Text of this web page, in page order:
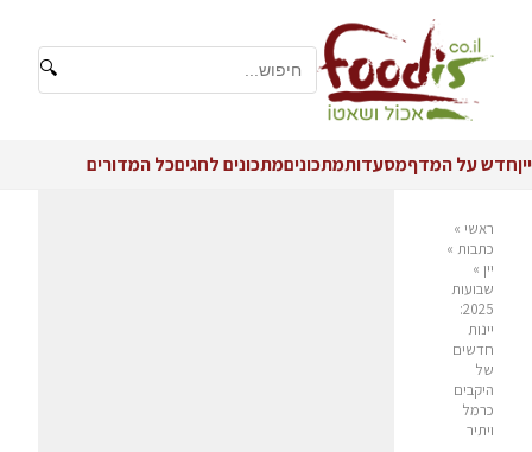
🔍
ייןחדש על המדףמסעדותמתכוניםמתכונים לחגיםכל המדורים
ראשי »
כתבות »
יין »
שבועות
2025:
יינות
חדשים
של
היקבים
כרמל
ויתיר